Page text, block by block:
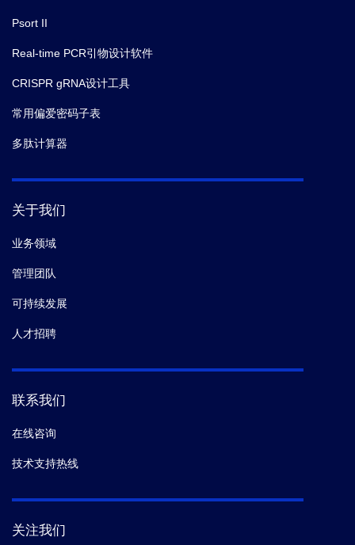
Psort II
Real-time PCR引物设计软件
CRISPR gRNA设计工具
常用偏爱密码子表
多肽计算器
关于我们
业务领域
管理团队
可持续发展
人才招聘
联系我们
在线咨询
技术支持热线
关注我们